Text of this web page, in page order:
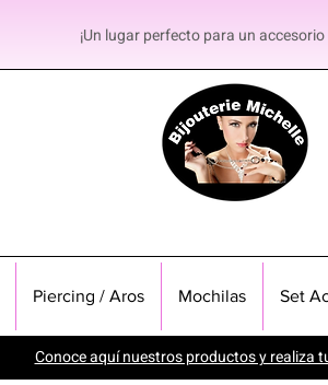
¡Un lugar perfecto para un
Piercing / Aros Mochilas Set
Conoce aquí nuestros productos y realiza